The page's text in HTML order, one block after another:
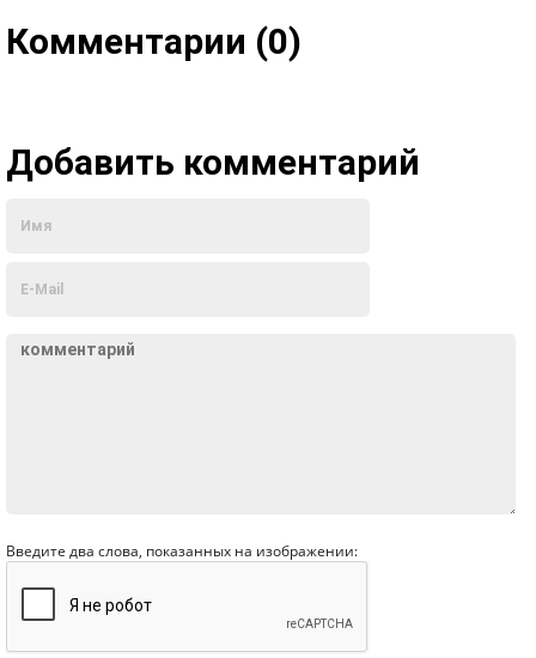
Комментарии (0)
Добавить комментарий
Введите два слова, показанных на изображении: